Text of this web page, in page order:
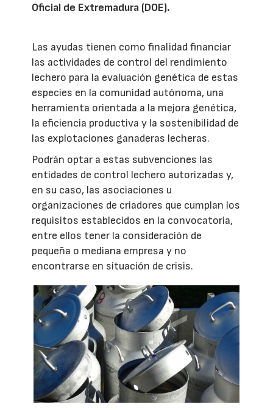
Oficial de Extremadura (DOE).
Las ayudas tienen como finalidad financiar
las actividades de control del rendimiento
lechero para la evaluación genética de estas
especies en la comunidad autónoma, una
herramienta orientada a la mejora genética,
la eficiencia productiva y la sostenibilidad de
las explotaciones ganaderas lecheras.
Podrán optar a estas subvenciones las
entidades de control lechero autorizadas y,
en su caso, las asociaciones u
organizaciones de criadores que cumplan los
requisitos establecidos en la convocatoria,
entre ellos tener la consideración de
pequeña o mediana empresa y no
encontrarse en situación de crisis.